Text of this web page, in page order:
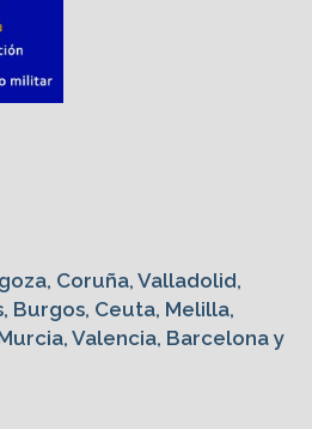
Coruña, Valladolid,
Burgos, Ceuta, Melilla,
Valencia, Barcelona y